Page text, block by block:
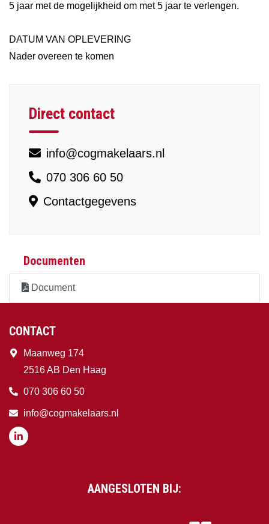
5 jaar met de mogelijkheid om met 5 jaar te verlengen.
DATUM VAN OPLEVERING
Nader overeen te komen
Direct contact
info@cogmakelaars.nl
070 306 60 50
Contactgegevens
Documenten
Document
CONTACT
Maanweg 174
2516 AB Den Haag
070 306 60 50
info@cogmakelaars.nl
AANGESLOTEN BIJ: